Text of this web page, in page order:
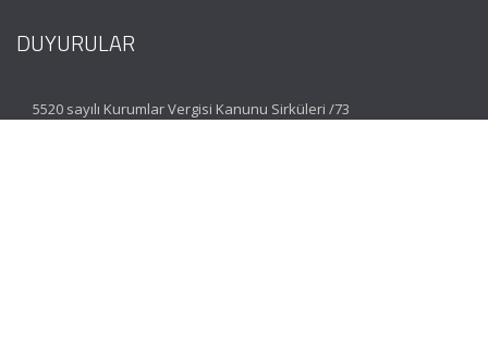
DUYURULAR
5520 sayılı Kurumlar Vergisi Kanunu Sirküleri /73